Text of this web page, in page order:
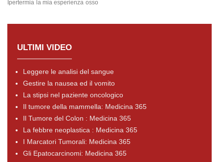
Ipertermia la mia esperienza osso
ULTIMI VIDEO
Leggere le analisi del sangue
Gestire la nausea ed il vomito
La stipsi nel paziente oncologico
Il tumore della mammella: Medicina 365
Il Tumore del Colon : Medicina 365
La febbre neoplastica : Medicina 365
I Marcatori Tumorali: Medicina 365
Gli Epatocarcinomi: Medicina 365